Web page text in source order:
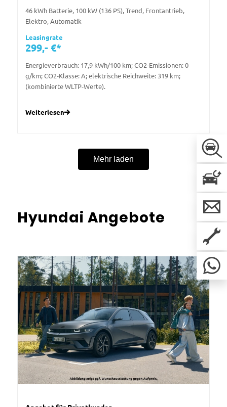
46 kWh Batterie, 100 kW (136 PS), Trend, Frontantrieb,
Elektro, Automatik
Leasingrate
299,- €*
Energieverbrauch: 17,9 kWh/100 km; CO2-Emissionen: 0
g/km; CO2-Klasse: A; elektrische Reichweite: 319 km;
(kombinierte WLTP-Werte).
Weiterlesen
Mehr laden
Hyundai Angebote